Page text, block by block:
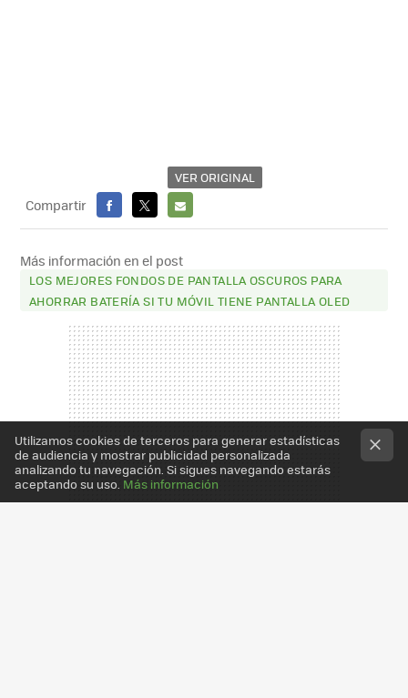
VER ORIGINAL
Compartir
FACEBOOK
X
E-
MAIL
Más información en el post
LOS MEJORES FONDOS DE PANTALLA OSCUROS PARA
AHORRAR BATERÍA SI TU MÓVIL TIENE PANTALLA OLED
Utilizamos cookies de terceros para generar estadísticas
de audiencia y mostrar publicidad personalizada
analizando tu navegación. Si sigues navegando estarás
aceptando su uso. Más información